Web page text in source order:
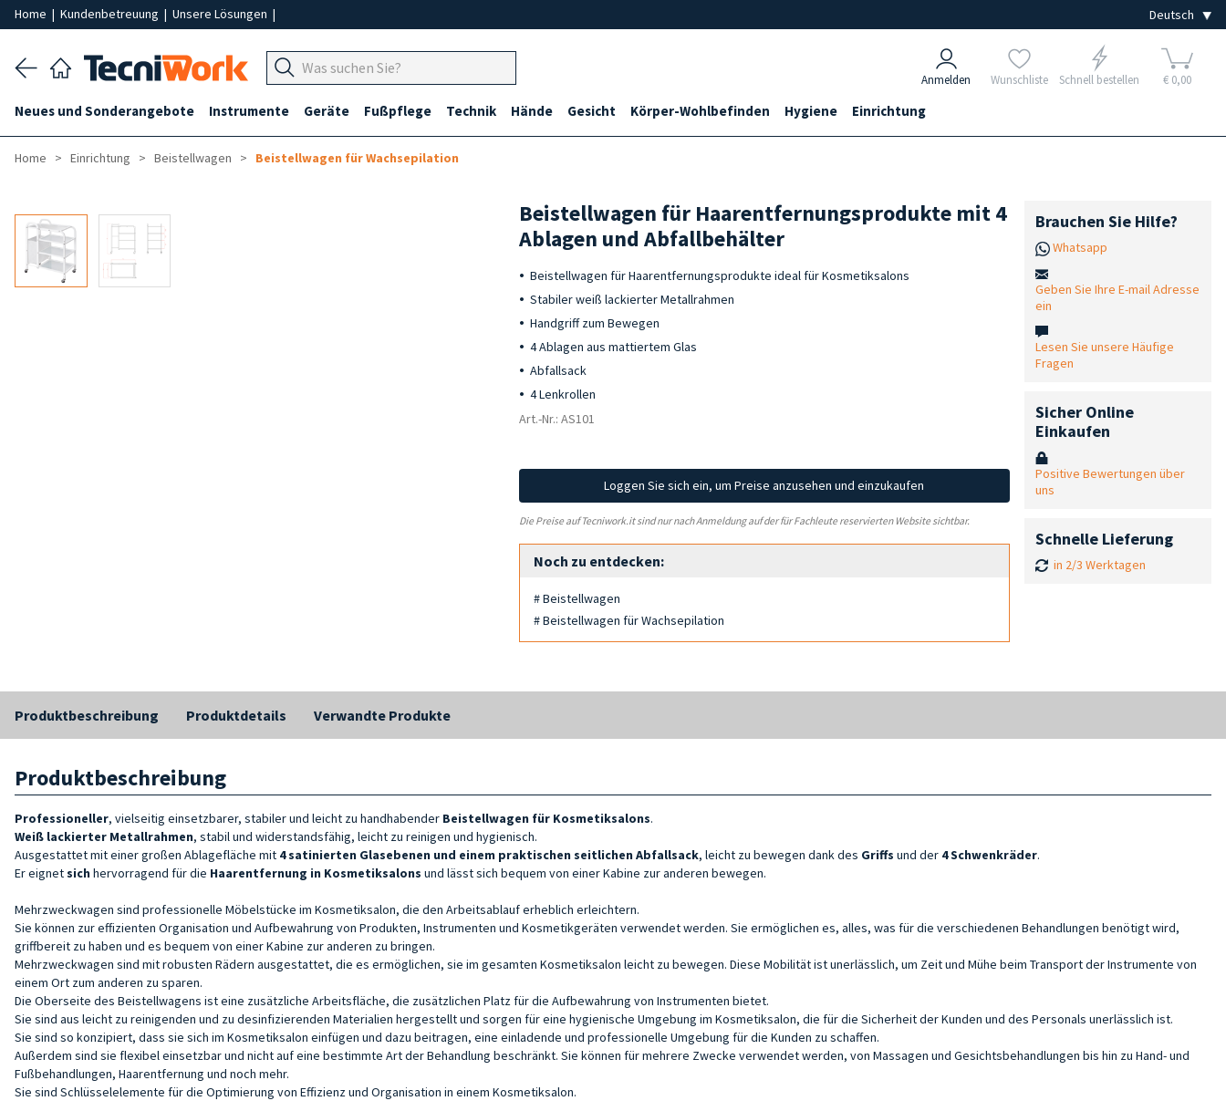
Home | Kundenbetreuung | Unsere Lösungen |
Anmelden Wunschliste Schnell bestellen € 0,00
Neues und Sonderangebote Instrumente Geräte Fußpflege Technik Hände Gesicht Körper-Wohlbefinden Hygiene Einrichtung
Home Einrichtung Beistellwagen Beistellwagen für Wachsepilation
Beistellwagen für Haarentfernungsprodukte mit 4
Ablagen und Abfallbehälter
Beistellwagen für Haarentfernungsprodukte ideal für Kosmetiksalons
Stabiler weiß lackierter Metallrahmen
Handgriff zum Bewegen
4 Ablagen aus mattiertem Glas
Abfallsack
4 Lenkrollen
Art.-Nr.: AS101
Loggen Sie sich ein, um Preise anzusehen und einzukaufen
Die Preise auf Tecniwork.it sind nur nach Anmeldung auf der für Fachleute reservierten Website sichtbar.
Noch zu entdecken:
# Beistellwagen
# Beistellwagen für Wachsepilation
Brauchen Sie Hilfe?
Whatsapp
Geben Sie Ihre E-mail Adresse
ein
Lesen Sie unsere Häufige
Fragen
Sicher Online
Einkaufen
Positive Bewertungen über
uns
Schnelle Lieferung
in 2/3 Werktagen
Produktbeschreibung Produktdetails Verwandte Produkte
Produktbeschreibung
Professioneller, vielseitig einsetzbarer, stabiler und leicht zu handhabender Beistellwagen für Kosmetiksalons.
Weiß lackierter Metallrahmen, stabil und widerstandsfähig, leicht zu reinigen und hygienisch.
Ausgestattet mit einer großen Ablagefläche mit 4satinierten Glasebenen und einem praktischen seitlichen Abfallsack, leicht zu bewegen dank des Griffs und der 4 Schwenkräder.
Er eignetsich hervorragend für die Haarentfernung in Kosmetiksalons und lässt sich bequem von einer Kabine zur anderen bewegen.
Mehrzweckwagen sind professionelle Möbelstücke im Kosmetiksalon, die den Arbeitsablauf erheblich erleichtern.
Sie können zur effizienten Organisation und Aufbewahrung von Produkten, Instrumenten und Kosmetikgeräten verwendet werden. Sie ermöglichen es, alles, was für die verschiedenen Behandlungen benötigt wird,
griffbereit zu haben und es bequem von einer Kabine zur anderen zu bringen.
Mehrzweckwagen sind mit robusten Rädern ausgestattet, die es ermöglichen, sie im gesamten Kosmetiksalon leicht zu bewegen. Diese Mobilität ist unerlässlich, um Zeit und Mühe beim Transport der Instrumente von
einem Ort zum anderen zu sparen.
Die Oberseite des Beistellwagens ist eine zusätzliche Arbeitsfläche, die zusätzlichen Platz für die Aufbewahrung von Instrumenten bietet.
Sie sind aus leicht zu reinigenden und zu desinfizierenden Materialien hergestellt und sorgen für eine hygienische Umgebung im Kosmetiksalon, die für die Sicherheit der Kunden und des Personals unerlässlich ist.
Sie sind so konzipiert, dass sie sich im Kosmetiksalon einfügen und dazu beitragen, eine einladende und professionelle Umgebung für die Kunden zu schaffen.
Außerdem sind sie flexibel einsetzbar und nicht auf eine bestimmte Art der Behandlung beschränkt. Sie können für mehrere Zwecke verwendet werden, von Massagen und Gesichtsbehandlungen bis hin zu Hand- und
Fußbehandlungen, Haarentfernung und noch mehr.
Sie sind Schlüsselelemente für die Optimierung von Effizienz und Organisation in einem Kosmetiksalon.